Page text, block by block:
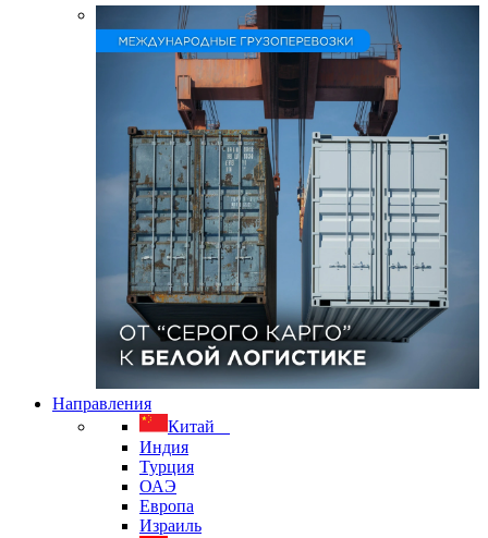
Направления
Китай
Индия
Турция
ОАЭ
Европа
Израиль